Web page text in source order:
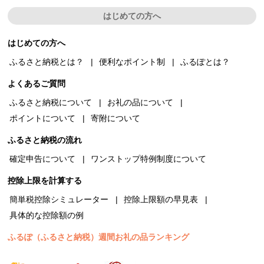
はじめての方へ
はじめての方へ
ふるさと納税とは？
便利なポイント制 ふるぽとは？
よくあるご質問
ふるさと納税について
お礼の品について
ポイントについて
寄附について
ふるさと納税の流れ
確定申告について
ワンストップ特例制度について
控除上限を計算する
簡単税控除シミュレーター
控除上限額の早見表
具体的な控除額の例
ふるぽ（ふるさと納税）週間お礼の品ランキング